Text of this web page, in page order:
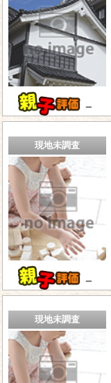
－
現地未調査
－
現地未調査